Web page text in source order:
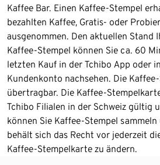
Kaffee Bar. Einen Kaffee-Stempel
bezahlten Kaffee, Gratis- oder
ausgenommen. Den aktuellen Stand
Kaffee-Stempel können Sie ca. 60
letzten Kauf in der Tchibo App oder
Kundenkonto nachsehen. Die
übertragbar. Die Kaffee-
Tchibo Filialen in der Schweiz gültig
können Sie Kaffee-Stempel
behält sich das Recht vor jederzeit
Kaffee-Stempelkarte zu ändern.